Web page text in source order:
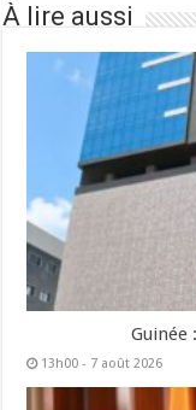
À lire aussi
Guinée
13h00 - 7 août 2026